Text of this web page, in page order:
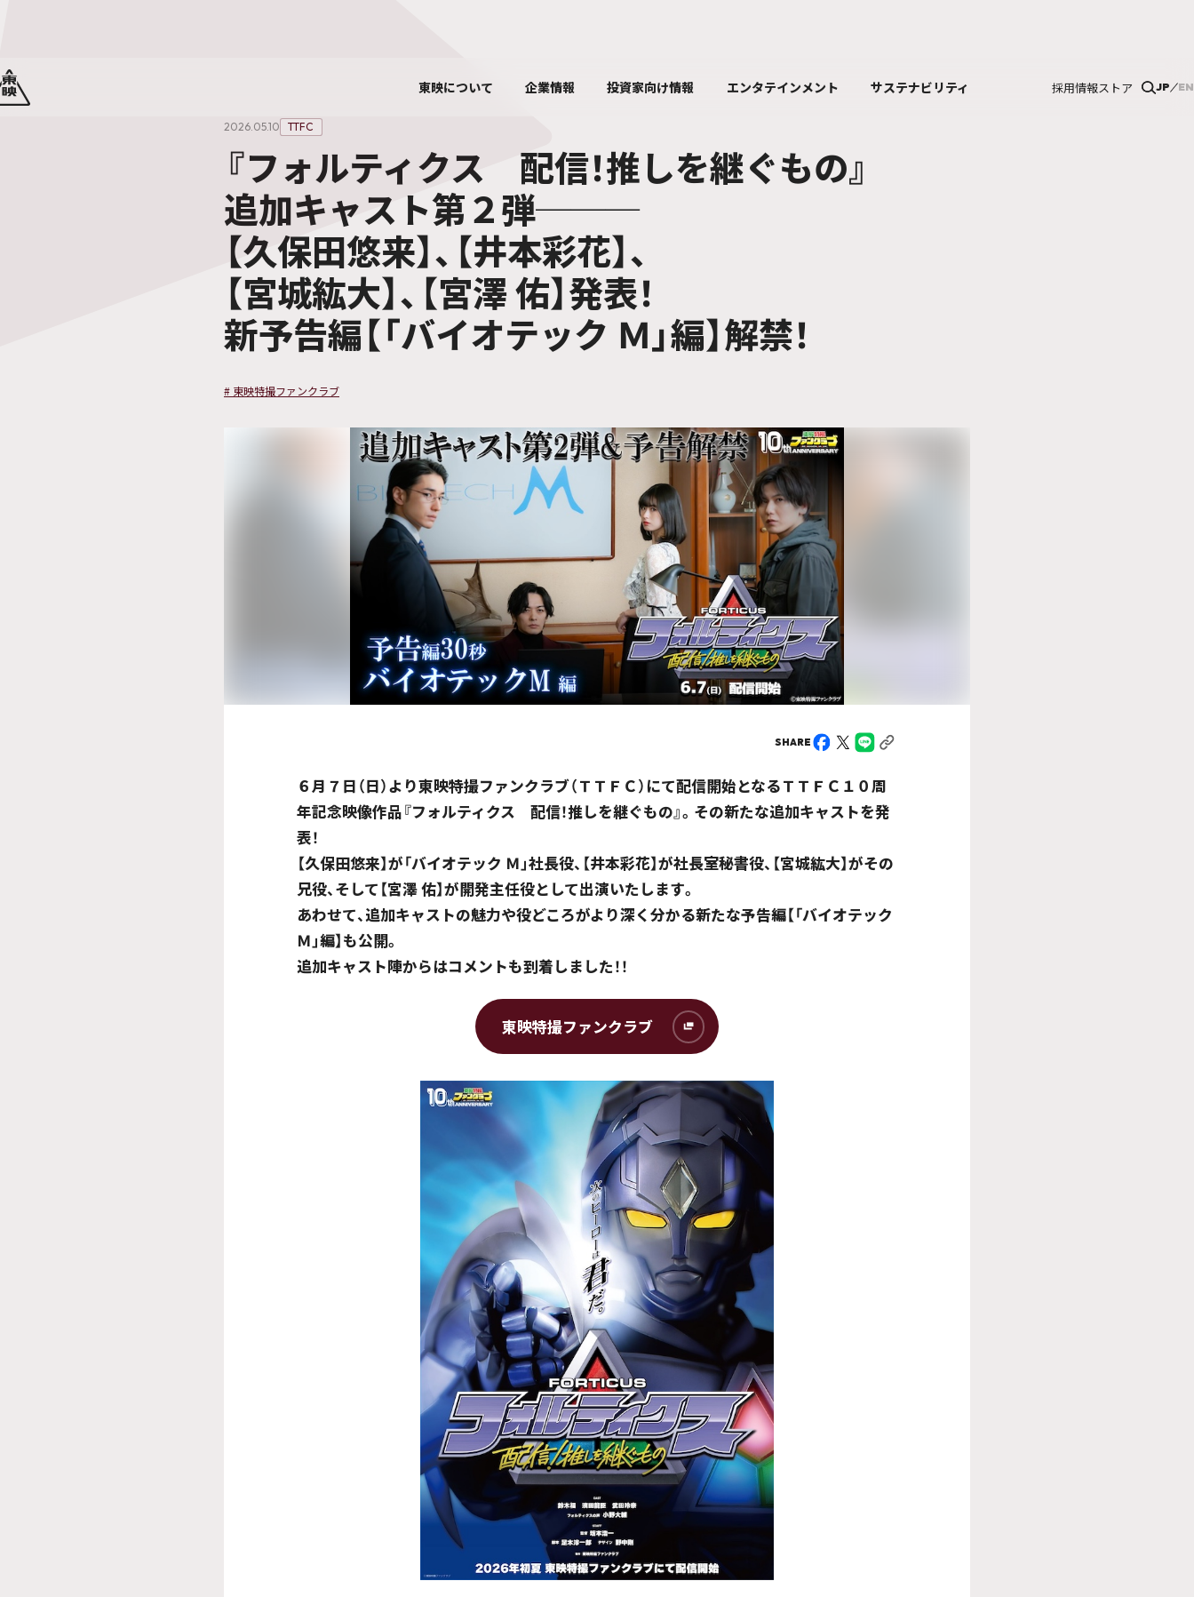
東映について 企業情報 投資家向け情報 エンタテインメント サステナビリティ 採用情報ストア JP EN
2026.05.10 TTFC
『フォルティクス 配信！推しを継ぐもの』
追加キャスト第２弾───
【久保田悠来】、【井本彩花】、
【宮城紘大】、【宮澤 佑】発表！
新予告編【「バイオテック Ｍ」編】解禁！
# 東映特撮ファンクラブ
SHARE
６月７日（日）より東映特撮ファンクラブ（ＴＴＦＣ）にて配信開始となるＴＴＦＣ１０周
年記念映像作品『フォルティクス 配信！推しを継ぐもの』。その新たな追加キャストを発
表！
【久保田悠来】が「バイオテック Ｍ」社長役、【井本彩花】が社長室秘書役、【宮城紘大】がその
兄役、そして【宮澤 佑】が開発主任役として出演いたします。
あわせて、追加キャストの魅力や役どころがより深く分かる新たな予告編【「バイオテック
Ｍ」編】も公開。
追加キャスト陣からはコメントも到着しました！！
東映特撮ファンクラブ